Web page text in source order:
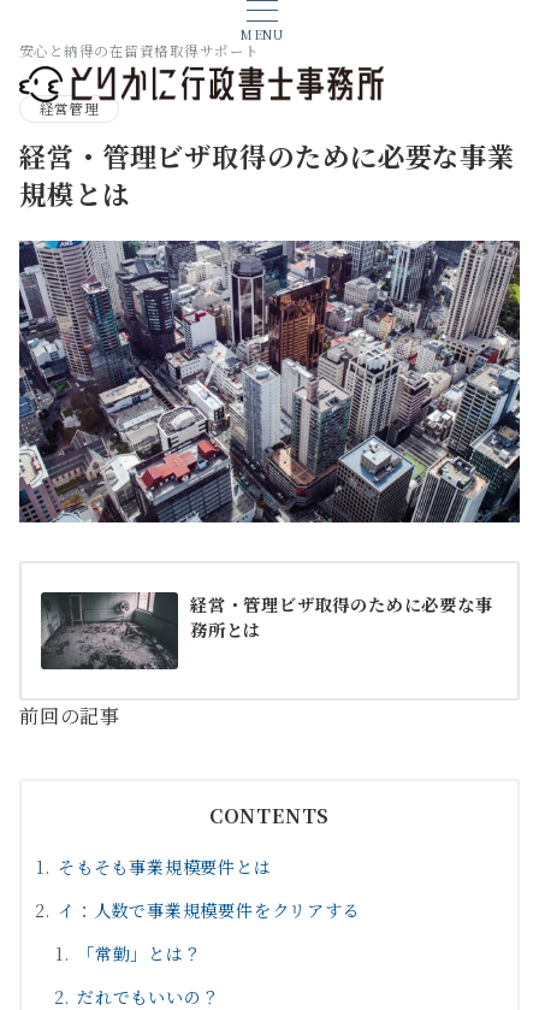
MENU
安心と納得の在留資格取得サポート
経営管理
経営・管理ビザ取得のために必要な事業
規模とは
経営・管理ビザ取得のために必要な事
務所とは
前回の記事
CONTENTS
そもそも事業規模要件とは
イ：人数で事業規模要件をクリアする
「常勤」とは？
だれでもいいの？